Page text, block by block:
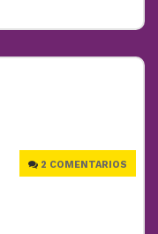
2 COMENTARIOS